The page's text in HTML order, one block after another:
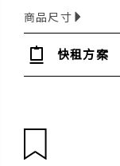
商品尺寸
快租方案